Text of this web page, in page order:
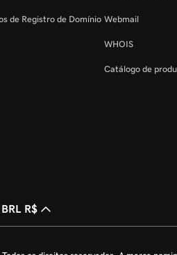
de Registro de Domínio Webmail
WHOIS
Catálogo de
BRL R$